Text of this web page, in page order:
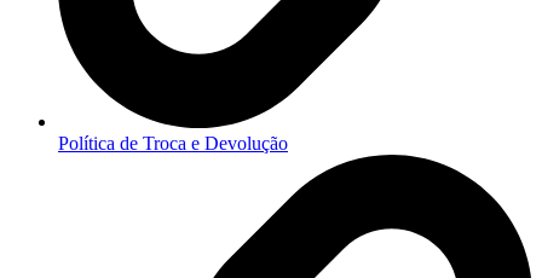
Política de Troca e Devolução